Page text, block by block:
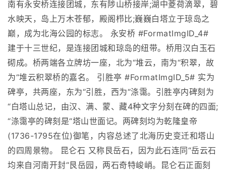
南有永安桥连接团城，东有陟山桥接岸;湖中菱荷滴翠，碧
水映天，岛上万木苍郁，殿阁栉比;巍巍白塔立于琼岛之
巅，成为北海公园的标志。 永安桥 #FormatImgID_4#
建于十三世纪，是连接团城和琼岛的纽带。桥用汉白玉石
砌成。桥两端各立牌坊一座，北为“堆云，南为“积翠，故
为“堆云积翠桥的嘉名。 引胜亭 #FormatImgID_5# 实为
碑亭，共两座，东为“引胜，西为“涤霭。引胜亭内碑刻为
“白塔山总记，由汉、满、蒙、藏4种文字分刻在碑的四面;
“涤霭亭的碑刻是“塔山世面记。两碑刻均为乾隆皇帝
(1736-1795在位)御笔，内容总述了北海历史变迁和塔山
的四周景物。 昆仑石 又称艮岳石，因为此石连同“岳云石
均来自河南开封“艮岳园，两石奇特峻峭。昆仑石正面刻